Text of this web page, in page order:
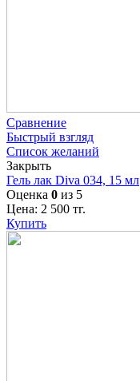
Сравнение
Быстрый взгляд
Список желаний
Закрыть
Гель лак Diva 034, 15 мл
Оценка 0 из 5
Цена: 2 500 тг.
Купить